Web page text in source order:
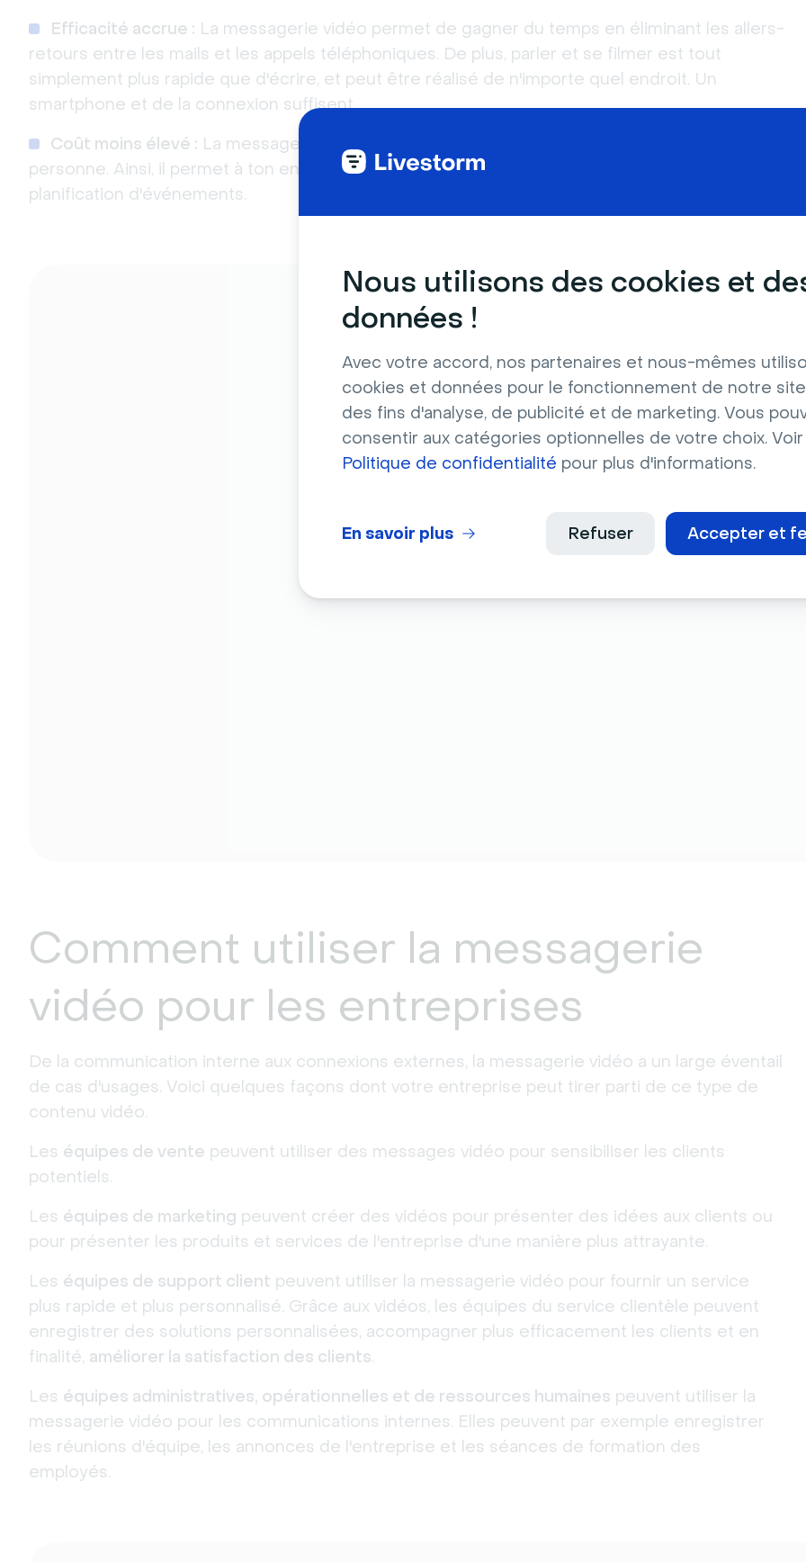
Nous utilisons des cookies et
données !
Avec votre accord, nos partenaires et nous-mêmes
cookies et données pour le fonctionnement de notre site
des fins d'analyse, de publicité et de marketing. Vous
consentir aux catégories optionnelles de votre choix.
Politique de confidentialité pour plus d'informations.
Accepter et
Refuser
En savoir plus
Efficacité accrue : La messagerie vidéo permet de gagner du temps en éliminant les allers-
retours entre les mails et les appels téléphoniques. De plus, parler et se filmer est tout
simplement plus rapide que d'écrire, et peut être réalisé de n'importe quel endroit. Un
smartphone et de la connexion suffisent.
Coût moins élevé : La messagerie vidéo remplace les réunions ou les événements en
personne. Ainsi, il permet à ton entreprise d'économiser sur les frais de déplacement et de
planification d'événements.
Comment utiliser la messagerie
vidéo pour les entreprises
De la communication interne aux connexions externes, la messagerie vidéo a un large éventail
de cas d'usages. Voici quelques façons dont votre entreprise peut tirer parti de ce type de
contenu vidéo.
Les équipes de vente peuvent utiliser des messages vidéo pour sensibiliser les clients
potentiels.
Les équipes de marketing peuvent créer des vidéos pour présenter des idées aux clients ou
pour présenter les produits et services de l'entreprise d'une manière plus attrayante.
Les équipes de support client peuvent utiliser la messagerie vidéo pour fournir un service
plus rapide et plus personnalisé. Grâce aux vidéos, les équipes du service clientèle peuvent
enregistrer des solutions personnalisées, accompagner plus efficacement les clients et en
finalité, améliorer la satisfaction des clients.
Les équipes administratives, opérationnelles et de ressources humaines peuvent utiliser la
messagerie vidéo pour les communications internes. Elles peuvent par exemple enregistrer
les réunions d'équipe, les annonces de l'entreprise et les séances de formation des
employés.